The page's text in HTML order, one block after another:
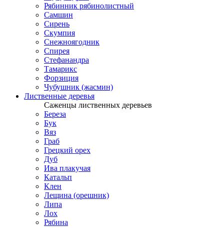
Рябинник рябинолистный
Самшин
Сирень
Скумпия
Снежноягодник
Спирея
Стефанандра
Тамарикс
Форзиция
Чубушник (жасмин)
Лиственные деревья
Саженцы лиственных деревьев
Береза
Бук
Вяз
Граб
Грецкий орех
Дуб
Ива плакучая
Катальп
Клен
Лещина (орешник)
Липа
Лох
Рябина